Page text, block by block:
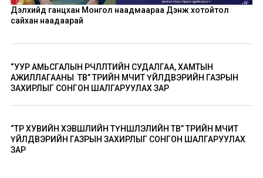
Дэлхийд ганцхан Монгол наадмаараа Дэнж хотойтол
сайхан наадаарай
“УУР АМЬСГАЛЫН ӨӨРЧЛӨЛТИЙН СУДАЛГАА, ХАМТЫН
АЖИЛЛАГААНЫ ТӨВ” ТӨРИЙН ӨМЧИТ ҮЙЛДВЭРИЙН ГАЗРЫН
ЗАХИРЛЫГ СОНГОН ШАЛГАРУУЛАХ ЗАР
“ТӨР ХУВИЙН ХЭВШЛИЙН ТҮНШЛЭЛИЙН ТӨВ” ТӨРИЙН ӨМЧИТ
ҮЙЛДВЭРИЙН ГАЗРЫН ЗАХИРЛЫГ СОНГОН ШАЛГАРУУЛАХ
ЗАР